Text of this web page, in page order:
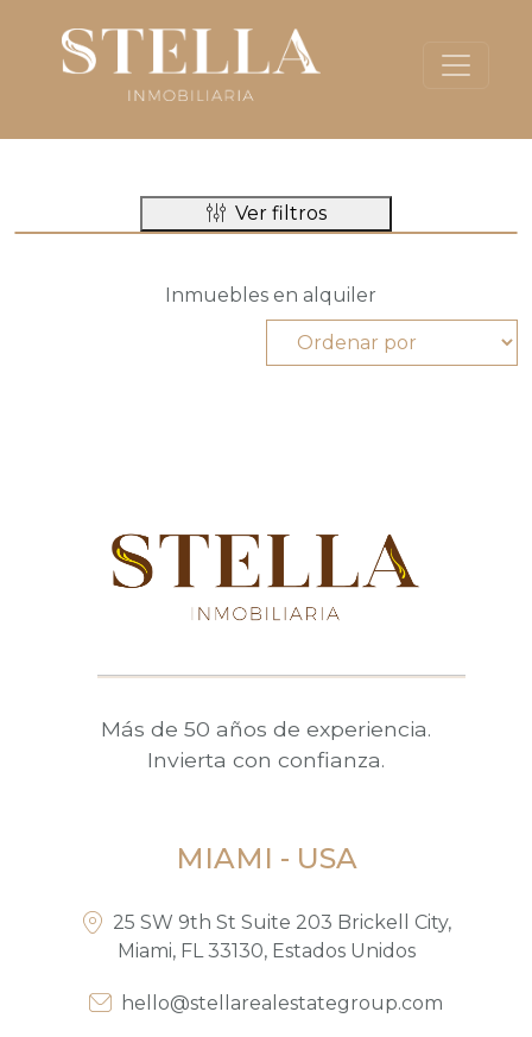
Ver filtros
Inmuebles en alquiler
Más de 50 años de experiencia.
Invierta con confianza.
MIAMI - USA
25 SW 9th St Suite 203 Brickell City,
Miami, FL 33130, Estados Unidos
hello@stellarealestategroup.com